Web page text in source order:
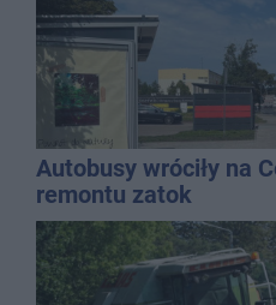
Autobusy wróciły na
remontu zatok